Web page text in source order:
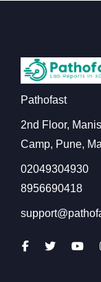
Pathofast
2nd Floor,
Camp, Pune,
02049304930
8956690418